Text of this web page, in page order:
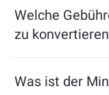
tauschen
geschätzte Menge
Welche
zu
Liquidität und
Was ist der